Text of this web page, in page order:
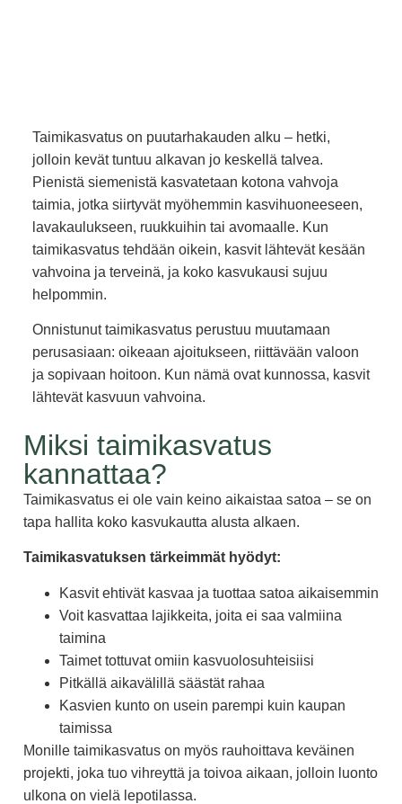
Taimikasvatus on puutarhakauden alku – hetki,
jolloin kevät tuntuu alkavan jo keskellä talvea.
Pienistä siemenistä kasvatetaan kotona vahvoja
taimia, jotka siirtyvät myöhemmin kasvihuoneeseen,
lavakaulukseen, ruukkuihin tai avomaalle. Kun
taimikasvatus tehdään oikein, kasvit lähtevät kesään
vahvoina ja terveinä, ja koko kasvukausi sujuu
helpommin.
Onnistunut taimikasvatus perustuu muutamaan
perusasiaan: oikeaan ajoitukseen, riittävään valoon
ja sopivaan hoitoon. Kun nämä ovat kunnossa, kasvit
lähtevät kasvuun vahvoina.
Miksi taimikasvatus
kannattaa?
Taimikasvatus ei ole vain keino aikaistaa satoa – se on
tapa hallita koko kasvukautta alusta alkaen.
Taimikasvatuksen tärkeimmät hyödyt:
Kasvit ehtivät kasvaa ja tuottaa satoa aikaisemmin
Voit kasvattaa lajikkeita, joita ei saa valmiina
taimina
Taimet tottuvat omiin kasvuolosuhteisiisi
Pitkällä aikavälillä säästät rahaa
Kasvien kunto on usein parempi kuin kaupan
taimissa
Monille taimikasvatus on myös rauhoittava keväinen
projekti, joka tuo vihreyttä ja toivoa aikaan, jolloin luonto
ulkona on vielä lepotilassa.